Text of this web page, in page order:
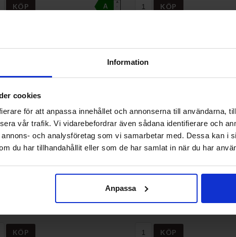
Information
cookies
för att anpassa innehållet och annonserna till användarna,
vår trafik. Vi vidarebefordrar även sådana identifierare och
och analysföretag som vi samarbetar med. Dessa kan i
du har tillhandahållit eller som de har samlat in när du har
Anpassa
KÖP A
A
↑
G
KÖP
KÖP
FLEXRÖR (KB) 028226
NI-028226
KÖP